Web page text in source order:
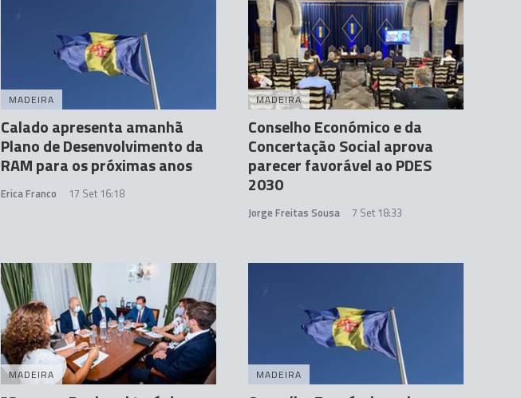
MADEIRA
Calado apresenta amanhã
Plano de Desenvolvimento da
RAM para os próximas anos
Erica Franco 17 Set 16:18
MADEIRA
Conselho Económico e da
Concertação Social aprova
parecer favorável ao PDES
2030
Jorge Freitas Sousa 7 Set 18:33
MADEIRA MADEIRA